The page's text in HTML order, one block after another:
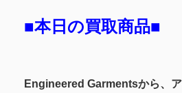
■本日の買取商品■
Engineered Garmentsから、